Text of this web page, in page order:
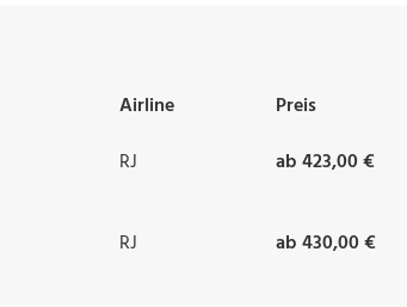
Airline Preis
RJ ab 423,00 €
RJ ab 430,00 €